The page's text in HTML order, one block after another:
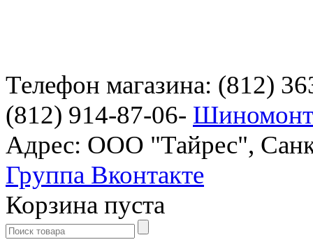
Телефон магазина: (812)
(812) 914-87-06-
Адрес: ООО "Тайрес",
Группа Вконтакте
Корзина пуста